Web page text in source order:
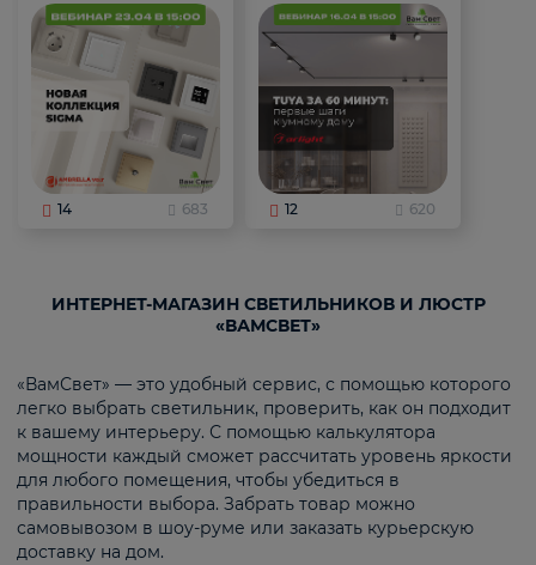
14 683 12 620
ИНТЕРНЕТ-МАГАЗИН СВЕТИЛЬНИКОВ И ЛЮСТР
«ВАМСВЕТ»
«ВамСвет» — это удобный сервис, с помощью которого
легко выбрать светильник, проверить, как он подходит
к вашему интерьеру. С помощью калькулятора
мощности каждый сможет рассчитать уровень яркости
для любого помещения, чтобы убедиться в
правильности выбора. Забрать товар можно
самовывозом в шоу-руме или заказать курьерскую
доставку на дом.